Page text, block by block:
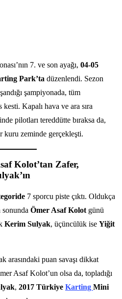
7. ve son ayağı, 04-05
Park’ta düzenlendi. Sezon
şampiyonada, tüm
Kapalı hava ve ara sıra
pilotları tereddütte bıraksa da,
kuru zeminde gerçekleşti.
Kolot’tan Zafer,
7 sporcu piste çıktı. Oldukça
Ömer Asaf Kolot günü
Kerim Sulyak, üçüncülük ise Yiğit
arasındaki puan savaşı dikkat
Asaf Kolot’un olsa da, topladığı
, 2017 Türkiye Karting Mini